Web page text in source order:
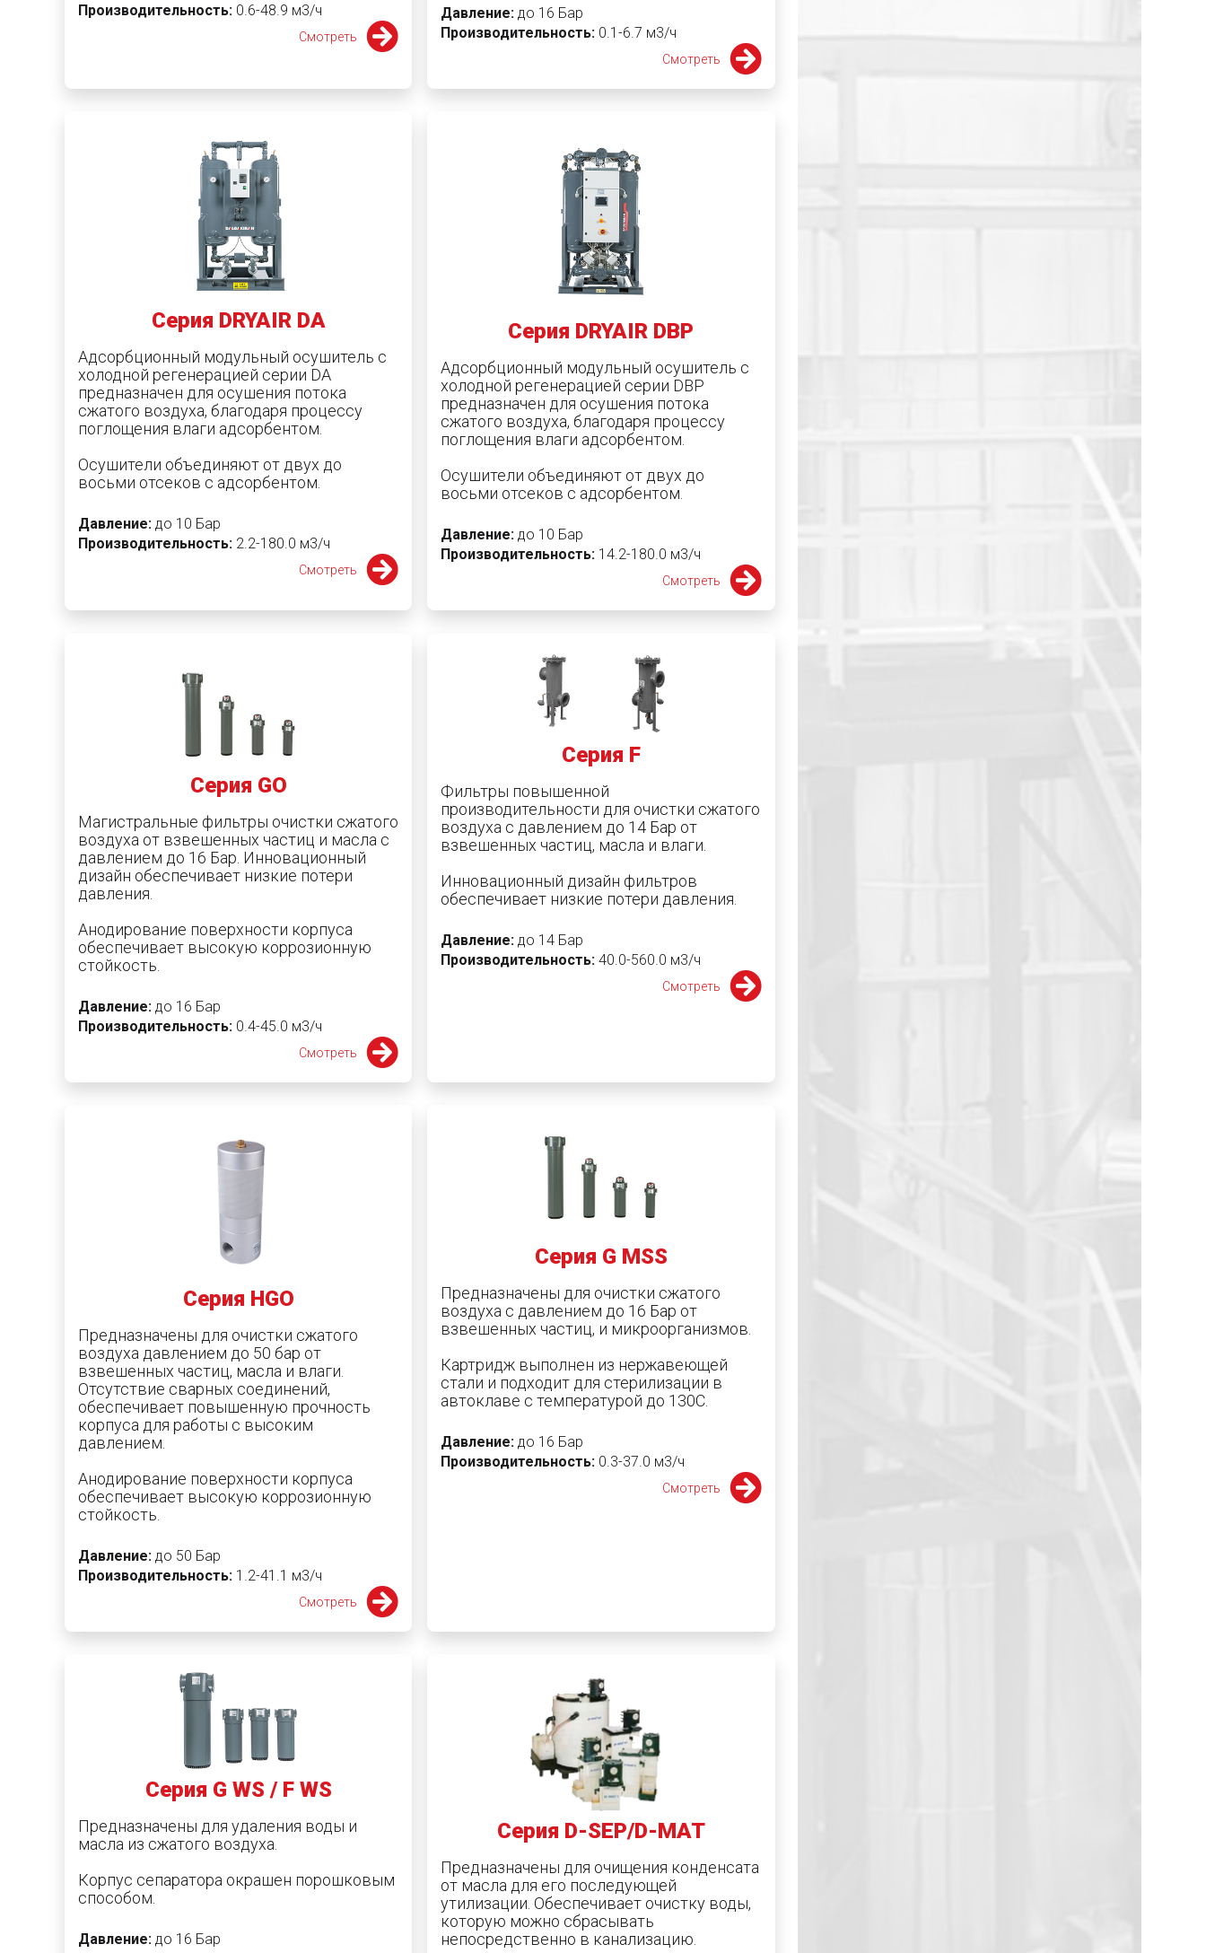
Производительность: 0.6-48.9 м3/ч
Смотреть
Давление:до 16 Бар
Производительность: 0.1-6.7 м3/ч
Смотреть
Серия DRYAIR DA
Адсорбционный модульный осушитель с
холодной регенерацией серии DA
предназначен для осушения потока
сжатого воздуха, благодаря процессу
поглощения влаги адсорбентом.
Осушители объединяют от двух до
восьми отсеков с адсорбентом.
Давление: до 10 Бар
Производительность: 2.2-180.0 м3/ч
Смотреть
Серия DRYAIR DBP
Адсорбционный модульный осушитель с
холодной регенерацией серии DBP
предназначен для осушения потока
сжатого воздуха, благодаря процессу
поглощения влаги адсорбентом.
Осушители объединяют от двух до
восьми отсеков с адсорбентом.
Давление:до 10 Бар
Производительность: 14.2-180.0 м3/ч
Смотреть
Серия GO
Магистральные фильтры очистки сжатого
воздуха от взвешенных частиц и масла с
давлением до 16 Бар. Инновационный
дизайн обеспечивает низкие потери
давления.
Анодирование поверхности корпуса
обеспечивает высокую коррозионную
стойкость.
Давление: до 16 Бар
Производительность: 0.4-45.0 м3/ч
Смотреть
Серия F
Фильтры повышенной
производительности для очистки сжатого
воздуха с давлением до 14 Бар от
взвешенных частиц, масла и влаги.
Инновационный дизайн фильтров
обеспечивает низкие потери давления.
Давление:до 14 Бар
Производительность:40.0-560.0 м3/ч
Смотреть
Серия HGO
Предназначены для очистки сжатого
воздуха давлением до 50 бар от
взвешенных частиц, масла и влаги.
Отсутствие сварных соединений,
обеспечивает повышенную прочность
корпуса для работы с высоким
давлением.
Анодирование поверхности корпуса
обеспечивает высокую коррозионную
стойкость.
Давление: до 50 Бар
Производительность: 1.2-41.1 м3/ч
Смотреть
Серия G MSS
Предназначены для очистки сжатого
воздуха с давлением до 16 Бар от
взвешенных частиц, и микроорганизмов.
Картридж выполнен из нержавеющей
стали и подходит для стерилизации в
автоклаве с температурой до 130С.
Давление:до 16 Бар
Производительность: 0.3-37.0 м3/ч
Смотреть
Серия G WS / F WS
Предназначены для удаления воды и
масла из сжатого воздуха.
Корпус сепаратора окрашен порошковым
способом.
Давление: до 16 Бар
Серия D-SEP/D-MAT
Предназначены для очищения конденсата
от масла для его последующей
утилизации.Обеспечивает очистку воды,
которую можно сбрасывать
непосредственно в канализацию.